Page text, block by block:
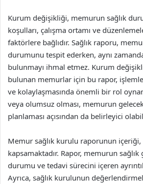
Kurum değişikliği, memurun sağlık
koşulları, çalışma ortamı ve
faktörlere bağlıdır. Sağlık raporu,
durumunu tespit ederken, aynı
bulunmayı ihmal etmez. Kurum
bulunan memurlar için bu rapor,
ve kolaylaşmasında önemli bir rol
veya olumsuz olması, memurun
planlaması açısından da belirleyici
Memur sağlık kurulu raporunun içeriği,
kapsamaktadır. Rapor, memurun
durumu ve tedavi sürecini içeren
Ayrıca, sağlık kurulunun